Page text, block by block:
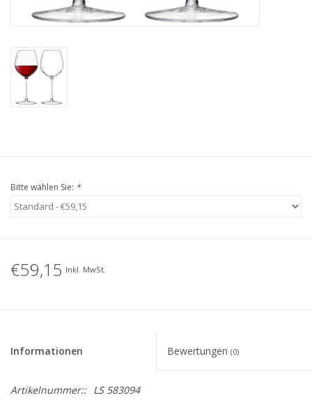
Bitte wählen Sie: *
€59,15 Inkl. MwSt.
Informationen Bewertungen (0)
Artikelnummer:: LS 583094